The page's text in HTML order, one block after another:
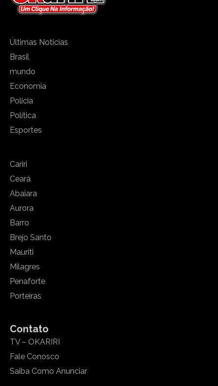
Últimas Notícias
Brasil
mundo
Economia
Polícia
Política
Esportes
Cariri
Ceará
Abaiara
Aurora
Barro
Brejo Santo
Mauriti
Milagres
Penaforte
Porteiras
Contato
TV – OKARIRI
Fale Conosco
Saiba Como Anunciar